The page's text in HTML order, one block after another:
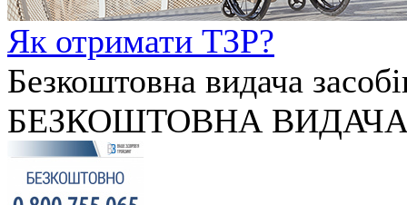
Як отримати ТЗР?
Безкоштовна видача
БЕЗКОШТОВНА ВИДАЧА